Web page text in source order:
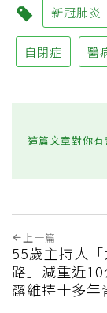
新冠肺炎
自閉症 醫
這篇文章對你有
上一篇
55歲主持人
路」減重近
露維持十多年